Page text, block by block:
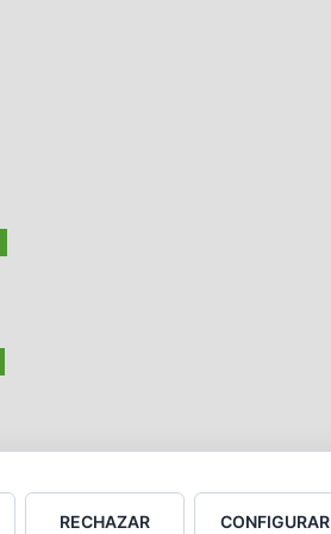
RECHAZAR CONFIGURAR